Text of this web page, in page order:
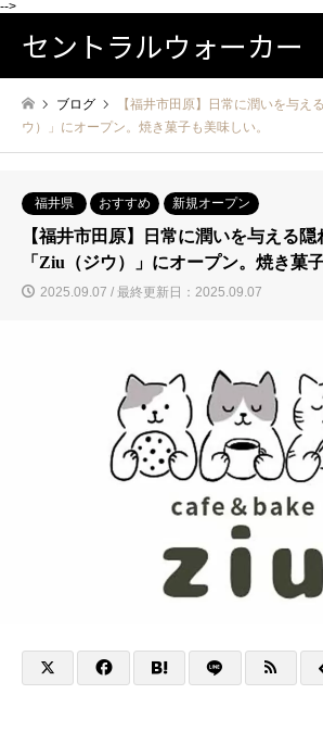
-->
セントラルウォーカー
ブログ
【福井市田原】日常に潤いを与え
ウ）」にオープン。焼き菓子も美味しい。
福井県 おすすめ 新規オープン
【福井市田原】日常に潤いを与える隠
「Ziu（ジウ）」にオープン。焼き菓
2025.09.07 / 最終更新日：2025.09.07